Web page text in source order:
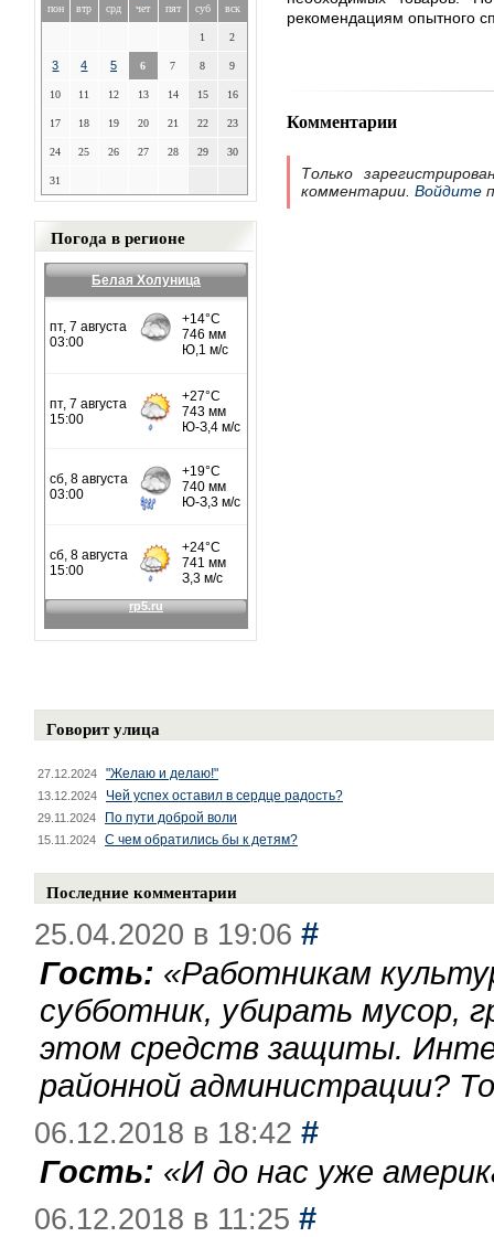
пон втр срд чет пят суб вск
1 2
3 4 5 6 7 8 9
10 11 12 13 14 15 16
17 18 19 20 21 22 23
24 25 26 27 28 29 30
31
Погода в регионе
Белая Холуница
рекомендациям опытного
Комментарии
Только
комментарии. Войдите
Говорит улица
27.12.2024 "Желаю и делаю!"
13.12.2024 Чей успех оставил в сердце радость?
29.11.2024 По пути доброй воли
15.11.2024 С чем обратились бы к детям?
Последние комментарии
25.04.2020 в 19:06 #
Гость: «Работникам
субботник, убирать мусор,
этом средств защиты.
районной администрации?
06.12.2018 в 18:42 #
Гость: «И до нас уже
06.12.2018 в 11:25 #